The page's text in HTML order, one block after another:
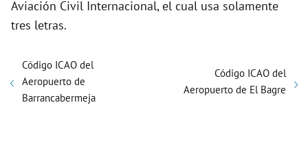
Aviación Civil Internacional, el cual usa solamente
tres letras.
Código ICAO del
Aeropuerto de
Barrancabermeja
Código ICAO del
Aeropuerto de El Bagre